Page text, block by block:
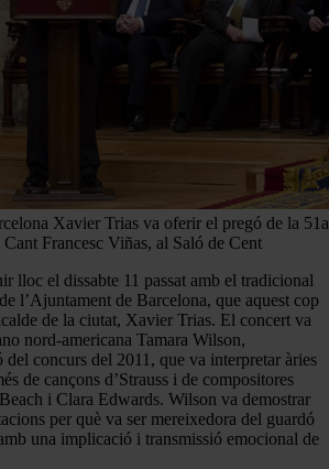
Xavier Trias va oferir el pregó de la
Francesc Viñas, al Saló de Cent
lloc el dissabte 11 passat amb el tradicional
l’Ajuntament de Barcelona, que aquest cop
de la ciutat, Xavier Trias. El concert va
nord-americana Tamara Wilson,
del concurs del 2011, que va interpretar àries
de cançons d’Strauss i de compositores
i Clara Edwards. Wilson va demostrar
per què va ser mereixedora del guardó
una implicació i transmissió emocional de